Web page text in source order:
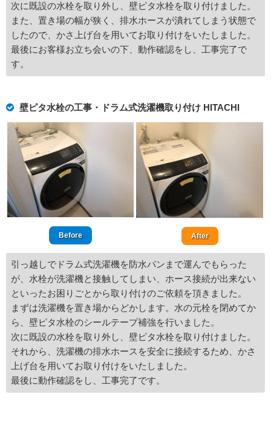
次に既設の水栓を取り外し、壁ピタ水栓を取り付けました。
また、置き場の幅が狭く、排水ホースが潰れてしまう状態で
したので、かさ上げ台を用いてお取り付けをいたしました。
最後にお客様お立ち会いの下、動作確認をし、工事完了で
す。
壁ピタ水栓の工事・ドラム式洗濯機取り付け HITACHI
Before After
引っ越しでドラム式洗濯機を防水パンまで運んでもらった
が、水栓が洗濯機と接触してしまい、ホース接続が出来ない
といったお困りごとから取り付けのご依頼を頂きました。
まずは洗濯機を置き場からどかします。水の元栓を閉めてか
ら、壁ピタ水栓のシールテープ補強を行いました。
次に既設の水栓を取り外し、壁ピタ水栓を取り付けました。
それから、洗濯機の排水ホースを安全に接続するため、かさ
上げ台を用いてお取り付けをいたしました。
最後に動作確認をし、工事完了です。